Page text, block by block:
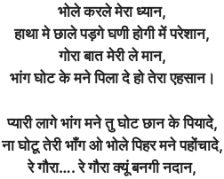
भोले करले मेरा ध्यान,
हाथा मे छाले पड़गे घणी होगी में परेशान,
गोरा बात मेरी ले मान,
भांग घोट के मने पिला दे हो तेरा एहसान।
प्यारी लागे भांग मने तु घोट छान के पियादे,
ना घोटू तेरी भाँग ओ भोले पिहर मने पहोंचादे,
रे गौरा…. रे गौरा क्यूं बनगी नदान,